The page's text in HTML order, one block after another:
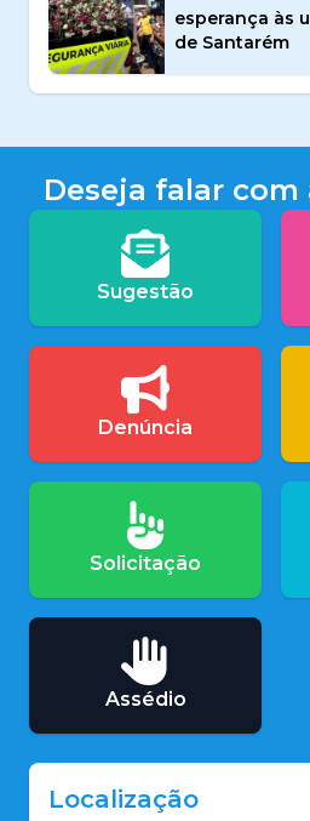
esperança às
de Santarém
Deseja falar com
Sugestão
Denúncia
Solicitação
Assédio
Localização